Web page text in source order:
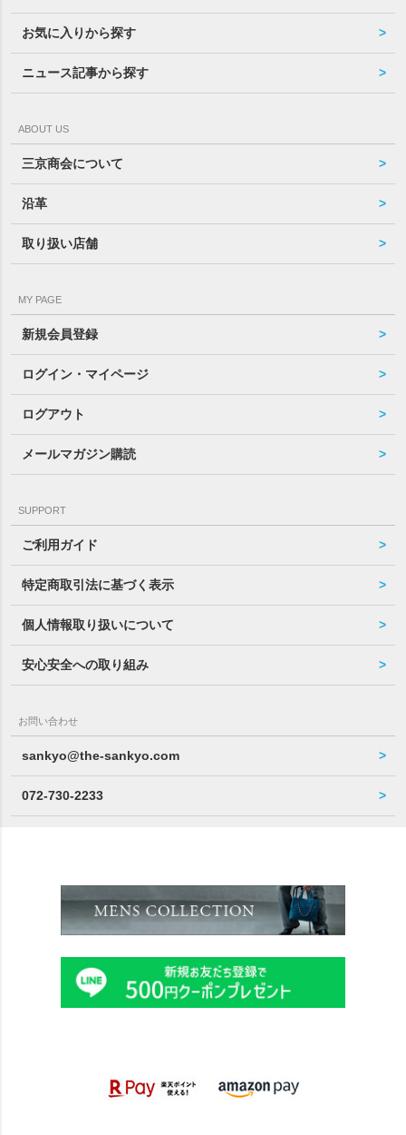
お気に入りから探す
ニュース記事から探す
ABOUT US
三京商会について
沿革
取り扱い店舗
MY PAGE
新規会員登録
ログイン・マイページ
ログアウト
メールマガジン購読
SUPPORT
ご利用ガイド
特定商取引法に基づく表示
個人情報取り扱いについて
安心安全への取り組み
お問い合わせ
sankyo@the-sankyo.com
072-730-2233